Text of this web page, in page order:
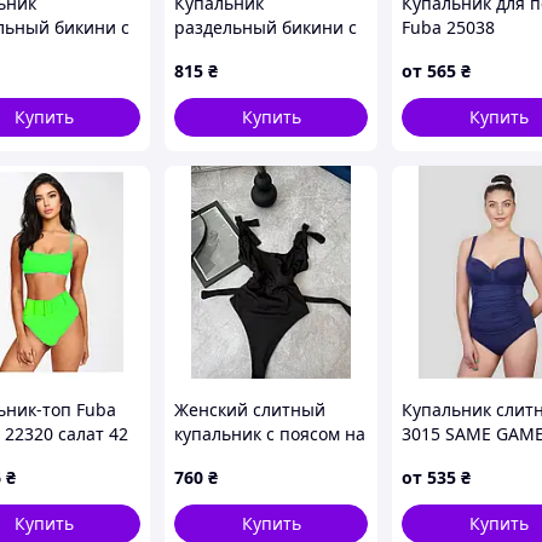
бикини с
Купить
раздельный бикини с
чашками на завязках
815 ₴
Купить
Fuba 25038
60 УКР размеры
от 565 ₴
Купить
топ Fuba
салат 42
₴
Купить
Женский слитный
купальник с поясом на
760 ₴
Купить
Купальник
3015 SAME GAME
размеры
от 535 ₴
Купить